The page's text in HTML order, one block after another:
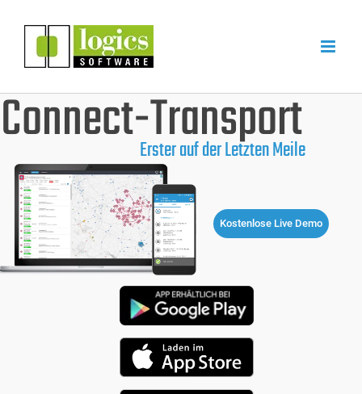
Inhalt
springen
Erster auf der Letzten Meile
Kostenlose Live Demo
Connect-Transport